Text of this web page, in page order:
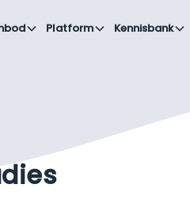
Platform Kennisbank